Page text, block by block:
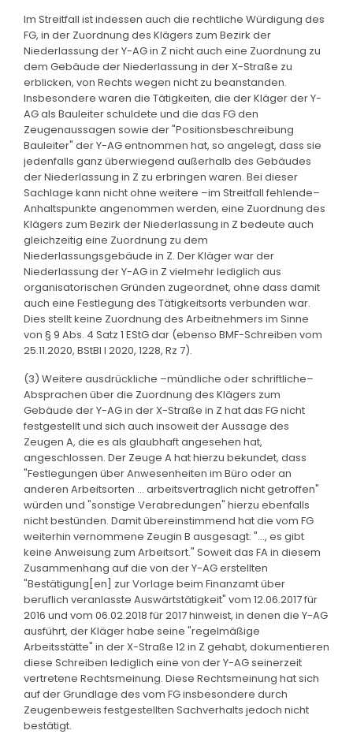
Im Streitfall ist indessen auch die rechtliche Würdigung des
FG, in der Zuordnung des Klägers zum Bezirk der
Niederlassung der Y-AG in Z nicht auch eine Zuordnung zu
dem Gebäude der Niederlassung in der X-Straße zu
erblicken, von Rechts wegen nicht zu beanstanden.
Insbesondere waren die Tätigkeiten, die der Kläger der Y-
AG als Bauleiter schuldete und die das FG den
Zeugenaussagen sowie der "Positionsbeschreibung
Bauleiter" der Y-AG entnommen hat, so angelegt, dass sie
jedenfalls ganz überwiegend außerhalb des Gebäudes
der Niederlassung in Z zu erbringen waren. Bei dieser
Sachlage kann nicht ohne weitere –im Streitfall fehlende–
Anhaltspunkte angenommen werden, eine Zuordnung des
Klägers zum Bezirk der Niederlassung in Z bedeute auch
gleichzeitig eine Zuordnung zu dem
Niederlassungsgebäude in Z. Der Kläger war der
Niederlassung der Y-AG in Z vielmehr lediglich aus
organisatorischen Gründen zugeordnet, ohne dass damit
auch eine Festlegung des Tätigkeitsorts verbunden war.
Dies stellt keine Zuordnung des Arbeitnehmers im Sinne
von § 9 Abs. 4 Satz 1 EStG dar (ebenso BMF-Schreiben vom
25.11.2020, BStBl I 2020, 1228, Rz 7).
(3) Weitere ausdrückliche –mündliche oder schriftliche–
Absprachen über die Zuordnung des Klägers zum
Gebäude der Y-AG in der X-Straße in Z hat das FG nicht
festgestellt und sich auch insoweit der Aussage des
Zeugen A, die es als glaubhaft angesehen hat,
angeschlossen. Der Zeuge A hat hierzu bekundet, dass
"Festlegungen über Anwesenheiten im Büro oder an
anderen Arbeitsorten … arbeitsvertraglich nicht getroffen"
würden und "sonstige Verabredungen" hierzu ebenfalls
nicht bestünden. Damit übereinstimmend hat die vom FG
weiterhin vernommene Zeugin B ausgesagt: "…, es gibt
keine Anweisung zum Arbeitsort." Soweit das FA in diesem
Zusammenhang auf die von der Y-AG erstellten
"Bestätigung[en] zur Vorlage beim Finanzamt über
beruflich veranlasste Auswärtstätigkeit" vom 12.06.2017 für
2016 und vom 06.02.2018 für 2017 hinweist, in denen die Y-AG
ausführt, der Kläger habe seine "regelmäßige
Arbeitsstätte" in der X-Straße 12 in Z gehabt, dokumentieren
diese Schreiben lediglich eine von der Y-AG seinerzeit
vertretene Rechtsmeinung. Diese Rechtsmeinung hat sich
auf der Grundlage des vom FG insbesondere durch
Zeugenbeweis festgestellten Sachverhalts jedoch nicht
bestätigt.